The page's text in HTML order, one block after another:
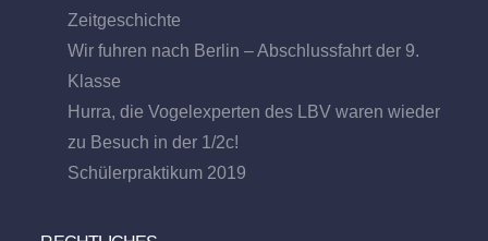
Zeitgeschichte
Wir fuhren nach Berlin – Abschlussfahrt der 9.
Klasse
Hurra, die Vogelexperten des LBV waren wieder
zu Besuch in der 1/2c!
Schülerpraktikum 2019